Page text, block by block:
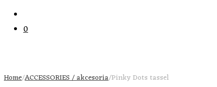
0
Home/ACCESSORIES / akcesoria/Pinky Dots tassel